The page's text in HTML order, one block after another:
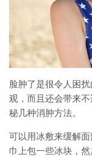
脸肿了是很令人困
观，而且还会带来
秘几种消肿方法。
可以用冰敷来缓解
巾上包一些冰块，